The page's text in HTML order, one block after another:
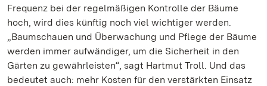
Frequenz bei der regelmäßigen Kontrolle der Bäume
hoch, wird dies künftig noch viel wichtiger werden.
„Baumschauen und Überwachung und Pflege der Bäume
werden immer aufwändiger, um die Sicherheit in den
Gärten zu gewährleisten“, sagt Hartmut Troll. Und das
bedeutet auch: mehr Kosten für den verstärkten Einsatz